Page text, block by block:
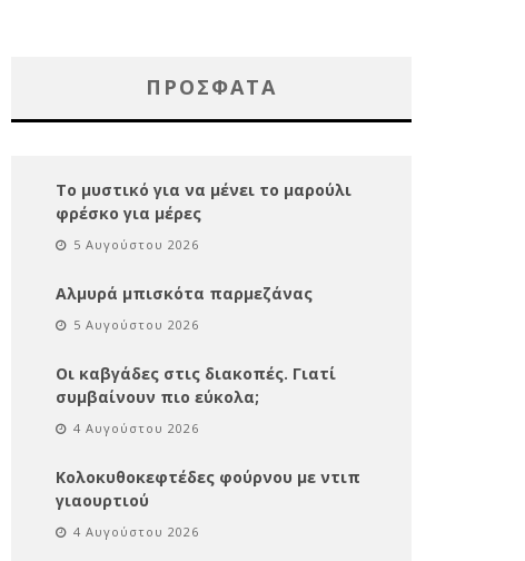
ΠΡΌΣΦΑΤΑ
Το μυστικό για να μένει το μαρούλι
φρέσκο για μέρες
5 Αυγούστου 2026
Αλμυρά μπισκότα παρμεζάνας
5 Αυγούστου 2026
Οι καβγάδες στις διακοπές. Γιατί
συμβαίνουν πιο εύκολα;
4 Αυγούστου 2026
Κολοκυθοκεφτέδες φούρνου με ντιπ
γιαουρτιού
4 Αυγούστου 2026